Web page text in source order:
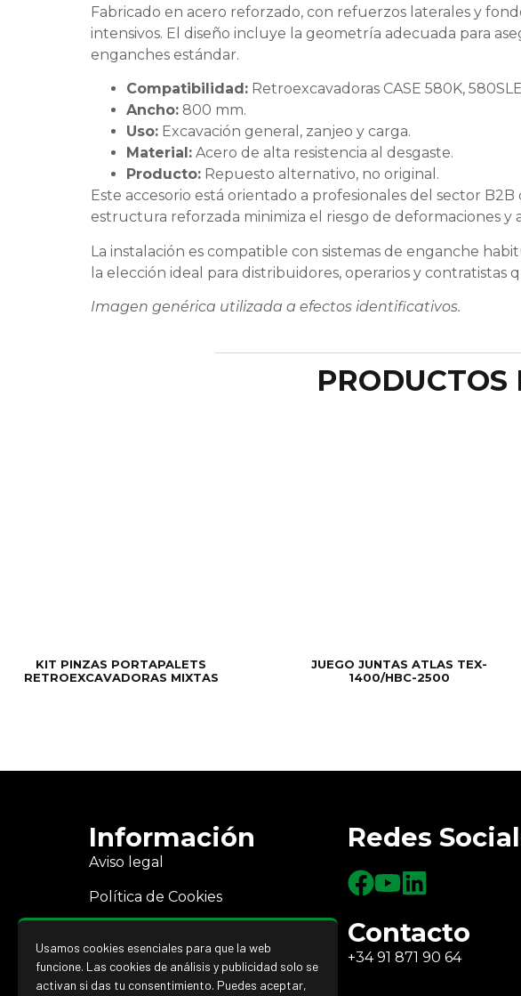
Fabricado en acero reforzado, con refuerzos laterales y
intensivos. El diseño incluye la geometría adecuada para
enganches estándar.
Compatibilidad: Retroexcavadoras CASE 580K,
Ancho: 800 mm.
Uso: Excavación general, zanjeo y carga.
Material: Acero de alta resistencia al desgaste.
Producto: Repuesto alternativo, no original.
Este accesorio está orientado a profesionales del sector
estructura reforzada minimiza el riesgo de deformaciones
La instalación es compatible con sistemas de enganche
la elección ideal para distribuidores, operarios y
Imagen genérica utilizada a efectos identificativos.
KIT PINZAS PORTAPALETS
RETROEXCAVADORAS MIXTAS
JUEGO JUNTAS ATLAS TEX-
1400/HBC-2500
Información
Aviso legal
Política de Cookies
Devoluciones y reembolsos
Redes
Contacto
+34 91 871 90 64
Usamos cookies esenciales para que la web
funcione. Las cookies de análisis y publicidad solo se
activan si das tu consentimiento. Puedes aceptar,